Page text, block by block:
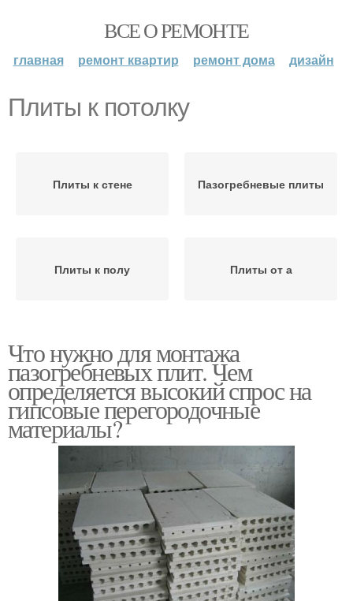
ВСЕ О РЕМОНТЕ
главная ремонт квартир ремонт дома дизайн
Плиты к потолку
Плиты к стене Пазогребневые плиты
Плиты к полу Плиты от а
Что нужно для монтажа
пазогребневых плит. Чем
определяется высокий спрос на
гипсовые перегородочные
материалы?